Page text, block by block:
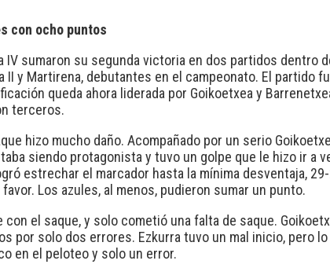
con ocho puntos
sumaron su segunda victoria en dos partidos dentro
y Martirena, debutantes en el campeonato. El partido
queda ahora liderada por Goikoetxea y
terceros.
hizo mucho daño. Acompañado por un serio
siendo protagonista y tuvo un golpe que le hizo ir a
estrechar el marcador hasta la mínima desventaja,
Los azules, al menos, pudieron sumar un punto.
el saque, y solo cometió una falta de saque.
por solo dos errores. Ezkurra tuvo un mal inicio, pero
en el peloteo y solo un error.